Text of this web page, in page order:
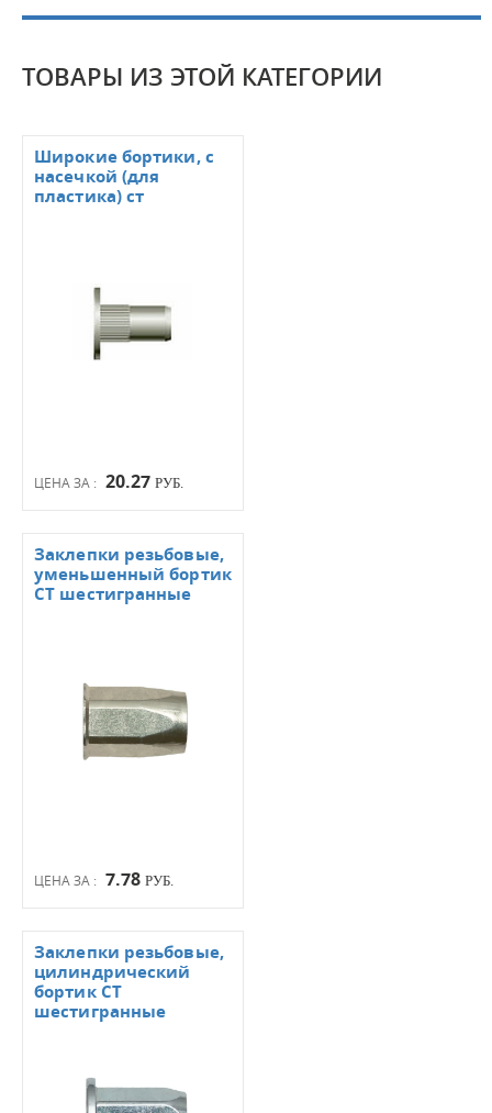
ТОВАРЫ ИЗ ЭТОЙ КАТЕГОРИИ
ЦЕНА ЗА : 20.27 РУБ.
Широкие бортики, с
насечкой (для
пластика) ст
ЦЕНА ЗА : 7.78 РУБ.
Заклепки резьбовые,
уменьшенный бортик
СТ шестигранные
Заклепки резьбовые,
цилиндрический
бортик СТ
шестигранные